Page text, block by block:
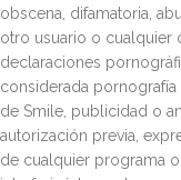
obscena, difamatoria,
otro usuario o cualquier
declaraciones
considerada
de Smile, publicidad o
autorización previa,
de cualquier programa